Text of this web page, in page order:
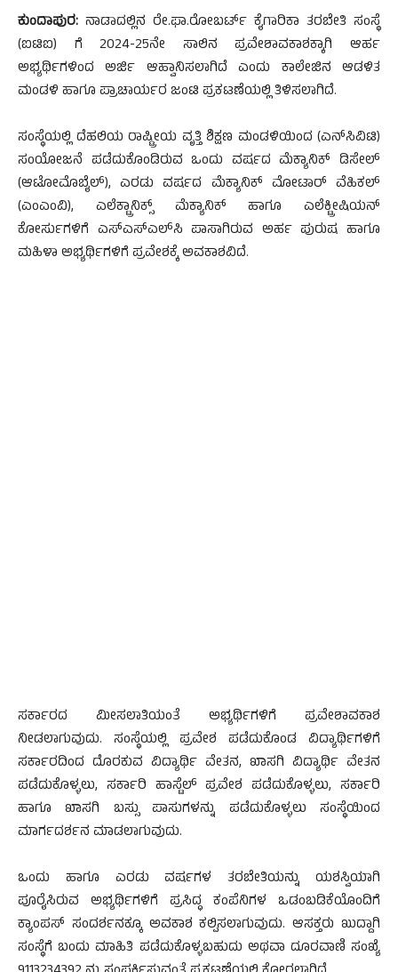
ಕುಂದಾಪುರ: ನಾಡಾದಲ್ಲಿನ ರೇ.ಫಾ.ರೋಬರ್ಟ್ ಕೈಗಾರಿಕಾ ತರಬೇತಿ ಸಂಸ್ಥೆ
(ಐಟಿಐ) ಗೆ 2024-25ನೇ ಸಾಲಿನ ಪ್ರವೇಶಾವಕಾಶಕ್ಕಾಗಿ ಆರ್ಹ
ಅಭ್ಯರ್ಥಿಗಳಿಂದ ಅರ್ಜಿ ಆಹ್ವಾನಿಸಲಾಗಿದೆ ಎಂದು ಕಾಲೇಜಿನ ಆಡಳಿತ
ಮಂಡಳಿ ಹಾಗೂ ಪ್ರಾಚಾರ್ಯರ ಜಂಟಿ ಪ್ರಕಟಣೆಯಲ್ಲಿ ತಿಳಿಸಲಾಗಿದೆ.
ಸಂಸ್ಥೆಯಲ್ಲಿ ದೆಹಲಿಯ ರಾಷ್ಟ್ರೀಯ ವೃತ್ತಿ ಶಿಕ್ಷಣ ಮಂಡಳಿಯಿಂದ (ಎನ್‌ಸಿವಿಟಿ)
ಸಂಯೋಜನೆ ಪಡೆದುಕೊಂಡಿರುವ ಒಂದು ವರ್ಷದ ಮೆಕ್ಯಾನಿಕ್ ಡಿಸೇಲ್
(ಆಟೋಮೊಬೈಲ್), ಎರಡು ವರ್ಷದ ಮೆಕ್ಯಾನಿಕ್ ಮೋಟಾರ್ ವೆಹಿಕಲ್
(ಎಂಎಂವಿ), ಎಲೆಕ್ಟ್ರಾನಿಕ್ಸ್ ಮೆಕ್ಯಾನಿಕ್ ಹಾಗೂ ಎಲೆಕ್ಟ್ರೀಷಿಯನ್
ಕೋರ್ಸುಗಳಿಗೆ ಎಸ್‌ಎಸ್‌ಎಲ್‌ಸಿ ಪಾಸಾಗಿರುವ ಅರ್ಹ ಪುರುಷ ಹಾಗೂ
ಮಹಿಳಾ ಅಭ್ಯರ್ಥಿಗಳಿಗೆ ಪ್ರವೇಶಕ್ಕೆ ಅವಕಾಶವಿದೆ.
ಸರ್ಕಾರದ ಮೀಸಲಾತಿಯಂತೆ ಅಭ್ಯರ್ಥಿಗಳಿಗೆ ಪ್ರವೇಶಾವಕಾಶ
ನೀಡಲಾಗುವುದು. ಸಂಸ್ಥೆಯಲ್ಲಿ ಪ್ರವೇಶ ಪಡೆದುಕೊಂಡ ವಿದ್ಯಾರ್ಥಿಗಳಿಗೆ
ಸರ್ಕಾರದಿಂದ ದೊರಕುವ ವಿದ್ಯಾರ್ಥಿ ವೇತನ, ಖಾಸಗಿ ವಿದ್ಯಾರ್ಥಿ ವೇತನ
ಪಡೆದುಕೊಳ್ಳಲು, ಸರ್ಕಾರಿ ಹಾಸ್ಟೆಲ್ ಪ್ರವೇಶ ಪಡೆದುಕೊಳ್ಳಲು, ಸರ್ಕಾರಿ
ಹಾಗೂ ಖಾಸಗಿ ಬಸ್ಸು ಪಾಸುಗಳನ್ನು ಪಡೆದುಕೊಳ್ಳಲು ಸಂಸ್ಥೆಯಿಂದ
ಮಾರ್ಗದರ್ಶನ ಮಾಡಲಾಗುವುದು.
ಒಂದು ಹಾಗೂ ಎರಡು ವರ್ಷಗಳ ತರಬೇತಿಯನ್ನು ಯಶಸ್ವಿಯಾಗಿ
ಪೂರೈಸಿರುವ ಅಭ್ಯರ್ಥಿಗಳಿಗೆ ಪ್ರಸಿದ್ಧ ಕಂಪೆನಿಗಳ ಒಡಂಬಡಿಕೆಯೊಂದಿಗೆ
ಕ್ಯಾಂಪಸ್‌ ಸಂದರ್ಶನಕ್ಕೂ ಅವಕಾಶ ಕಲ್ಪಿಸಲಾಗುವುದು. ಆಸಕ್ತರು ಖುದ್ದಾಗಿ
ಸಂಸ್ಥೆಗೆ ಬಂದು ಮಾಹಿತಿ ಪಡೆದುಕೊಳ್ಳಬಹುದು ಅಥವಾ ದೂರವಾಣಿ ಸಂಖ್ಯೆ